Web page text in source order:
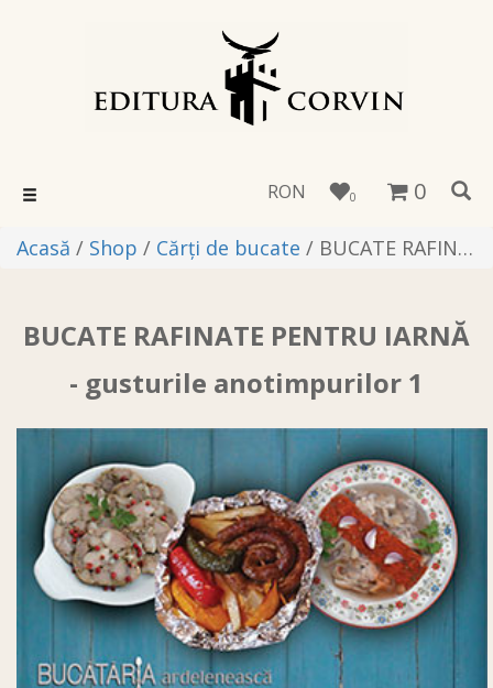
Toggle
0
0
RON
Acasă / Shop / Cărţi de bucate / BUCATE RAFINATE PENTRU IARNĂ - gusturile anotimpurilor 1
BUCATE RAFINATE PENTRU IARNĂ
- gusturile anotimpurilor 1